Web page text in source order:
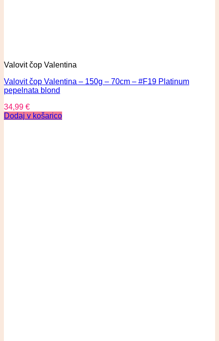
Valovit čop Valentina
Valovit čop Valentina – 150g – 70cm – #F19 Platinum
pepelnata blond
34,99 €
Dodaj v košarico